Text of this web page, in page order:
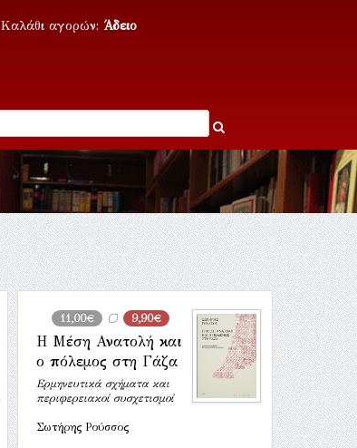
Καλάθι αγορών: Άδειο
11,00€ 9,90€
Η Μέση Ανατολή και
ο πόλεμος στη Γάζα
Ερμηνευτικά σχήματα και
περιφερειακοί συσχετισμοί
Σωτήρης Ρούσσος